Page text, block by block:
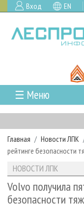
Вход EN
☰ Меню
ГЛАВНАЯ
РУБРИКИ И ТЕМЫ
РУБРИКИ ЖУРНАЛА
ЛЕСОЗАГОТОВКА
ЛЕСОПИЛЕНИЕ
НОВОСТИ
НОВОСТИ ЛПК
НОВОСТИ ЖУРНАЛА
ПРОЕКТЫ ЛПИ
АНАЛИТИКА
ПРЕДПРИЯТИЯ ЛПК
АРХИВ
АРХИВ ЖУРНАЛОВ
О ЖУРНАЛЕ
Главная Новости ЛПК
рейтинге безопасности
НОВОСТИ ЛПК
Volvo получила
безопасности